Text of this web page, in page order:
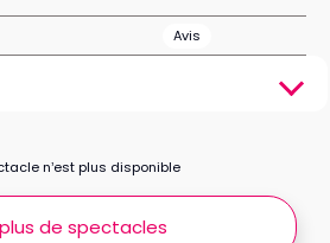
Avis
n’est plus disponible
de spectacles